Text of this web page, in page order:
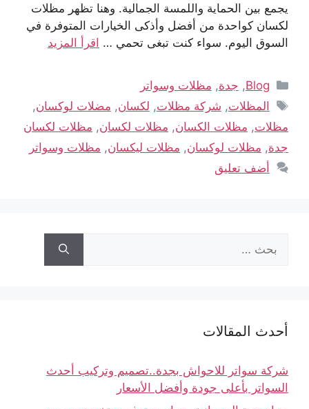
يجمع بين الحماية واللمسة الجمالية. وهنا تظهر مظلات
لكسان كواحدة من أفضل وأذكى الخيارات المتوفرة في
السوق اليوم. سواء كنت تبغى تحمي … اقرأ المزيد
Blog
, جدة, مظلات وسواتر
المظلات, شركة مظلات, لكسان, مضلات لوكسان,
مظلات, مظلات الكسان, مظلات لكسان, مظلات لكسان
جدة, مظلات لوكسان, مظلات ليكسان, مظلات وسواتر
أضف تعليق
أحدث المقالات
شركة سواتر للاحواش بجدة..تصميم وتركيب أحدث
السواتر بأعلى جودة وأفضل الأسعار